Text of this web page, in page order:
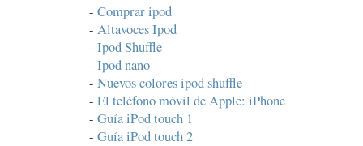
- Comprar ipod
- Altavoces Ipod
- Ipod Shuffle
- Ipod nano
- Nuevos colores ipod shuffle
- El teléfono móvil de Apple: iPhone
- Guía iPod touch 1
- Guía iPod touch 2